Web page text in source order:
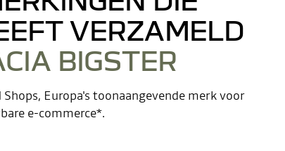
VERZAMELD
BIGSTER
Europa's toonaangevende merk voor
e-commerce*.